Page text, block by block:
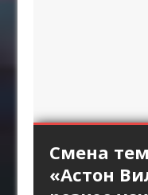
«Интер»
линии
Длинный
второй
как
Смена
«Астон
«Брага»